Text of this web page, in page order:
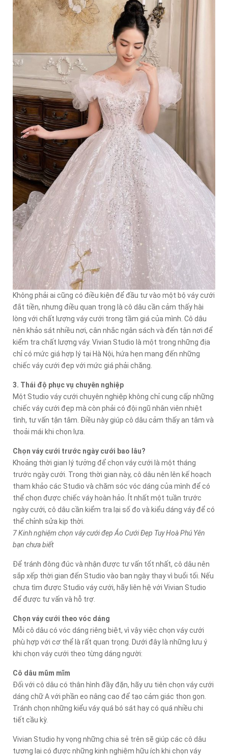
Không phải ai cũng có điều kiện để đầu tư vào một bộ váy cưới
đắt tiền, nhưng điều quan trọng là cô dâu cần cảm thấy hài
lòng với chất lượng váy cưới trong tầm giá của mình. Cô dâu
nên khảo sát nhiều nơi, cân nhắc ngân sách và đến tận nơi để
kiểm tra chất lượng váy. Vivian Studio là một trong những địa
chỉ có mức giá hợp lý tại Hà Nội, hứa hẹn mang đến những
chiếc váy cưới đẹp với mức giá phải chăng.
3. Thái độ phục vụ chuyên nghiệp
Một Studio váy cưới chuyên nghiệp không chỉ cung cấp những
chiếc váy cưới đẹp mà còn phải có đội ngũ nhân viên nhiệt
tình, tư vấn tận tâm. Điều này giúp cô dâu cảm thấy an tâm và
thoải mái khi chọn lựa.
Chọn váy cưới trước ngày cưới bao lâu?
Khoảng thời gian lý tưởng để chọn váy cưới là một tháng
trước ngày cưới. Trong thời gian này, cô dâu nên lên kế hoạch
tham khảo các Studio và chăm sóc vóc dáng của mình để có
thể chọn được chiếc váy hoàn hảo. Ít nhất một tuần trước
ngày cưới, cô dâu cần kiểm tra lại số đo và kiểu dáng váy để có
thể chỉnh sửa kịp thời.
7 Kinh nghiệm chọn váy cưới đẹp Áo Cưới Đẹp Tuy Hoà Phú Yên
bạn chưa biết
Để tránh đông đúc và nhận được tư vấn tốt nhất, cô dâu nên
sắp xếp thời gian đến Studio vào ban ngày thay vì buổi tối. Nếu
chưa tìm được Studio váy cưới, hãy liên hệ với Vivian Studio
để được tư vấn và hỗ trợ.
Chọn váy cưới theo vóc dáng
Mỗi cô dâu có vóc dáng riêng biệt, vì vậy việc chọn váy cưới
phù hợp với cơ thể là rất quan trọng. Dưới đây là những lưu ý
khi chọn váy cưới theo từng dáng người:
Cô dâu mũm mĩm
Đối với cô dâu có thân hình đầy đặn, hãy ưu tiên chọn váy cưới
dáng chữ A với phần eo nâng cao để tạo cảm giác thon gọn.
Tránh chọn những kiểu váy quá bó sát hay có quá nhiều chi
tiết cầu kỳ.
Vivian Studio hy vọng những chia sẻ trên sẽ giúp các cô dâu
tương lai có được những kinh nghiệm hữu ích khi chọn váy